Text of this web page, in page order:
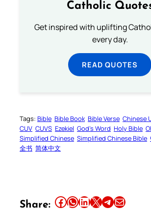
Catholic
Get inspired with uplifting
every day.
READ QUOTES
Tags: Bible Bible Book Bible Verse Chinese
CUV CUVS Ezekiel God’s Word Holy Bible
Simplified Chinese Simplified Chinese Bible
全书 简体中文
Share: Share this article on Facebook Share this article on WhatsApp Share this article on LinkedIn Share this article on X Share this article on TelegramEmail this Article